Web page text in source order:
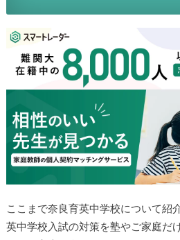
ここまで奈良育英中学校について紹
英中学校入試の対策を塾やご家庭だ